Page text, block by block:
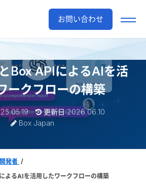
お問い合わせ
Box APIによるAIを活
ークフローの構築
更新日:2026.06.10
Box Japan
発者
るAIを活用したワークフローの構築